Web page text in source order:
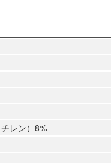
レン）8%